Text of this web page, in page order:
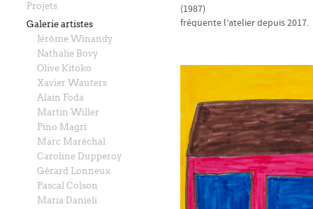
Projets
Galerie artistes
Jérôme Winandy
Nathalie Bovy
Olive Kitoko
Xavier Wauters
Alain Foda
Martin Willer
Pino Magri
Marc Maréchal
Caroline Dupperoy
Gérard Lonneux
Pascal Colson
Maria Danieli
(1987)
fréquente l’atelier depuis 2017.